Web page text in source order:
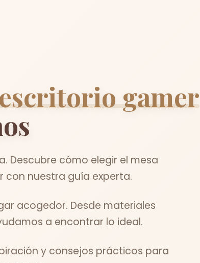
gamer
Descubre cómo elegir el mesa
nuestra guía experta.
acogedor. Desde materiales
a encontrar lo ideal.
y consejos prácticos para